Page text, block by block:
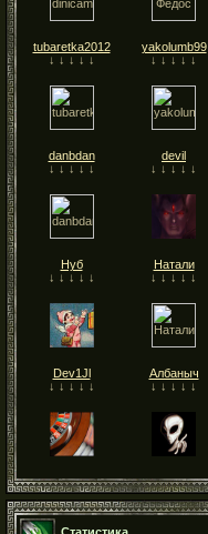
tubaretka2012
↓ ↓ ↓ ↓ ↓
yakolumb99
↓ ↓ ↓ ↓ ↓
danbdan
↓ ↓ ↓ ↓ ↓
devil
↓ ↓ ↓ ↓ ↓
Нуб
↓ ↓ ↓ ↓ ↓
Натали
↓ ↓ ↓ ↓ ↓
Dev1Jl
↓ ↓ ↓ ↓ ↓
Албаныч
↓ ↓ ↓ ↓ ↓